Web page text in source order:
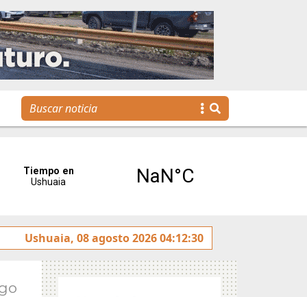
sobre la avenida Héroes de Malvinas
Ushuaia, 08 agosto 2026 04:12:30